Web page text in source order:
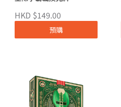
HKD $149.00
預購